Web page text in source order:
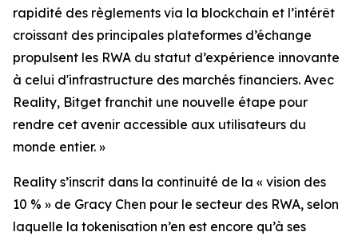
rapidité des règlements via la blockchain et l’intérêt
croissant des principales plateformes d’échange
propulsent les RWA du statut d’expérience innovante
à celui d'infrastructure des marchés financiers. Avec
Reality, Bitget franchit une nouvelle étape pour
rendre cet avenir accessible aux utilisateurs du
monde entier. »
Reality s’inscrit dans la continuité de la « vision des
10 % » de Gracy Chen pour le secteur des RWA, selon
laquelle la tokenisation n’en est encore qu’à ses